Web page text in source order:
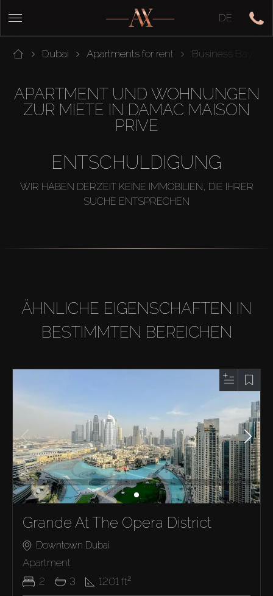
DE
Dubai Apartments for rent Business Bay
APARTMENT UND WOHNUNGEN
ZUR MIETE IN DAMAC MAISON
PRIVE
ENTSCHULDIGUNG
WIR HABEN DERZEIT KEINE IMMOBILIEN, DIE IHRER
SUCHE ENTSPRECHEN
ÄHNLICHE EIGENSCHAFTEN IN
BESTIMMTEN BEREICHEN
Grande At The Opera District
Downtown Dubai
Apartment
2
3 1201 ft²